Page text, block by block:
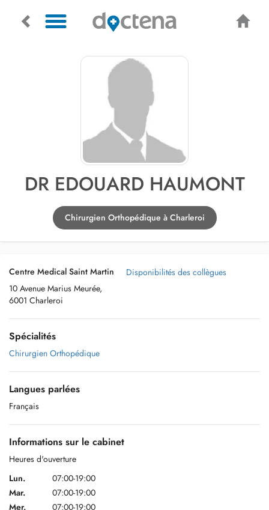
DR EDOUARD HAUMONT
Chirurgien Orthopédique à Charleroi
Centre Medical Saint Martin
10 Avenue Marius Meurée,
6001 Charleroi
Disponibilités des collègues
Spécialités
Chirurgien Orthopédique
Langues parlées
Français
Informations sur le cabinet
Heures d'ouverture
Lun.
07:00-19:00
Mar.
07:00-19:00
Mer.
07:00-19:00